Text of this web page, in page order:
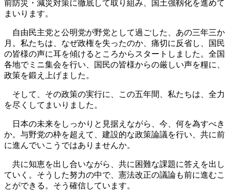
前防災・減災対策に徹底して取り組み、国土強靱化を進めて
まいります。
自由民主党と公明党が野党として過ごした、あの三年三か
月。私たちは、なぜ政権を失ったのか、痛切に反省し、国民
の皆様の声に耳を傾けるところからスタートしました。全国
各地でミニ集会を行い、国民の皆様からの厳しい声を糧に、
政策を鍛え上げました。
そして、その政策の実行に、この五年間、私たちは、全力
を尽くしてまいりました。
日本の未来をしっかりと見据えながら、今、何を為すべき
か。与野党の枠を超えて、建設的な政策論議を行い、共に前
に進んでいこうではありませんか。
共に知恵を出し合いながら、共に困難な課題に答えを出し
ていく。そうした努力の中で、憲法改正の議論も前に進むこ
とができる。そう確信しています。